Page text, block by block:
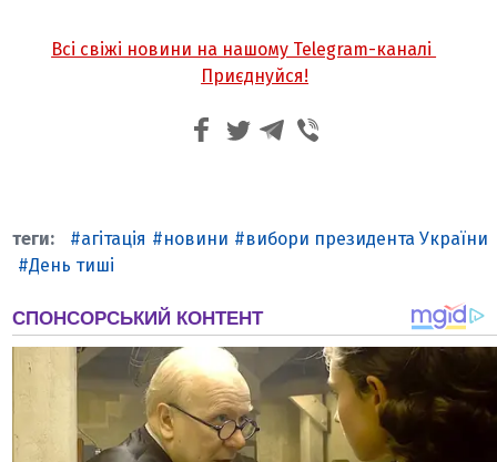
Всі свіжі новини на нашому Telegram-каналі
Приєднуйся!
агітація новини
вибори президента України
День тиші